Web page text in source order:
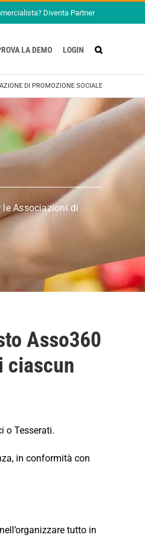
Diventa Partner
LA DEMO LOGIN
DI PROMOZIONE SOCIALE
Associazioni di
Asso360
ciascun
o Tesserati.
in conformità con
tutto in